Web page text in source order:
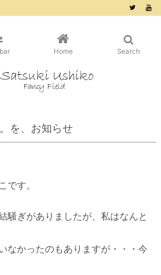
Home Search
を、お知らせ
です。
騒ぎがありましたが、私はなんと
なかったのもありますが・・・今